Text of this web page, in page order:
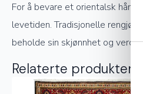
For å bevare et orientalsk
levetiden. Tradisjonelle
beholde sin skjønnhet og verdi.
Relaterte produkter